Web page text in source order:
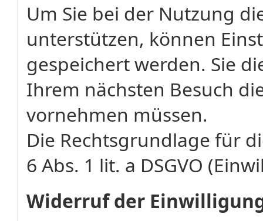
Um Sie bei der Nutzung
unterstützen, können
gespeichert werden. Sie
Ihrem nächsten Besuch
vornehmen müssen.
Die Rechtsgrundlage für
6 Abs. 1 lit. a DSGVO
Widerruf der